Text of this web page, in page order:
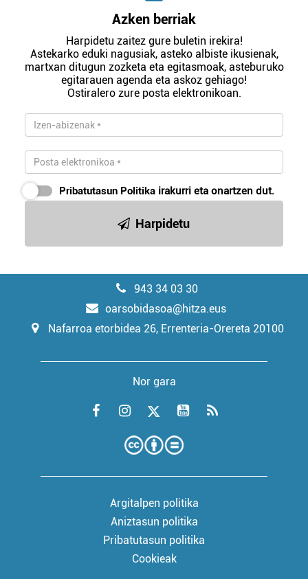
Azken berriak
Harpidetu zaitez gure buletin irekira!
Astekarko eduki nagusiak, asteko albiste ikusienak,
martxan ditugun zozketa eta egitasmoak, asteburuko
egitarauen agenda eta askoz gehiago!
Ostiralero zure posta elektronikoan.
Pribatutasun Politika irakurri eta onartzen dut.
Harpidetu
943 34 03 30
oarsobidasoa@hitza.eus
Nafarroa etorbidea 26, Errenteria-Orereta 20100
Nor gara
Argitalpen politika
Aniztasun politika
Pribatutasun politika
Cookieak